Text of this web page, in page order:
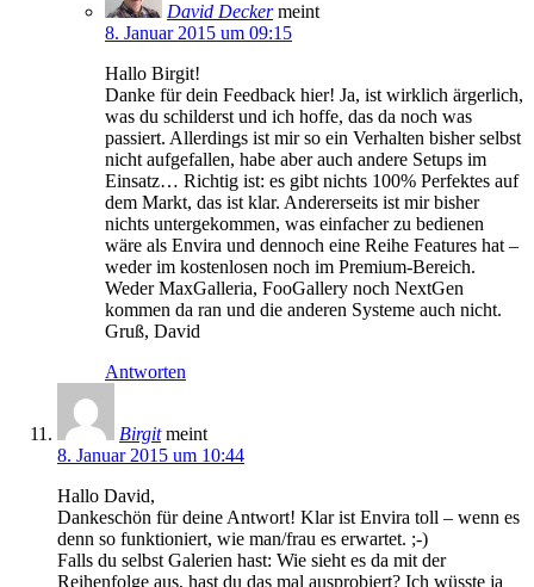
David Decker meint
8. Januar 2015 um 09:15
Hallo Birgit!
Danke für dein Feedback hier! Ja, ist wirklich ärgerlich,
was du schilderst und ich hoffe, das da noch was
passiert. Allerdings ist mir so ein Verhalten bisher selbst
nicht aufgefallen, habe aber auch andere Setups im
Einsatz… Richtig ist: es gibt nichts 100% Perfektes auf
dem Markt, das ist klar. Andererseits ist mir bisher
nichts untergekommen, was einfacher zu bedienen
wäre als Envira und dennoch eine Reihe Features hat –
weder im kostenlosen noch im Premium-Bereich.
Weder MaxGalleria, FooGallery noch NextGen
kommen da ran und die anderen Systeme auch nicht.
Gruß, David
Antworten
Birgit meint
8. Januar 2015 um 10:44
Hallo David,
Dankeschön für deine Antwort! Klar ist Envira toll – wenn es
denn so funktioniert, wie man/frau es erwartet. ;-)
Falls du selbst Galerien hast: Wie sieht es da mit der
Reihenfolge aus, hast du das mal ausprobiert? Ich wüsste ja